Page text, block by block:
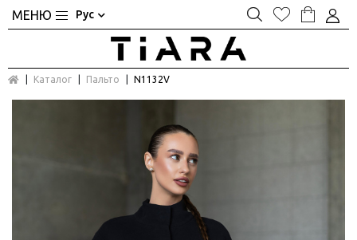
Рус
Каталог Пальто N1132V